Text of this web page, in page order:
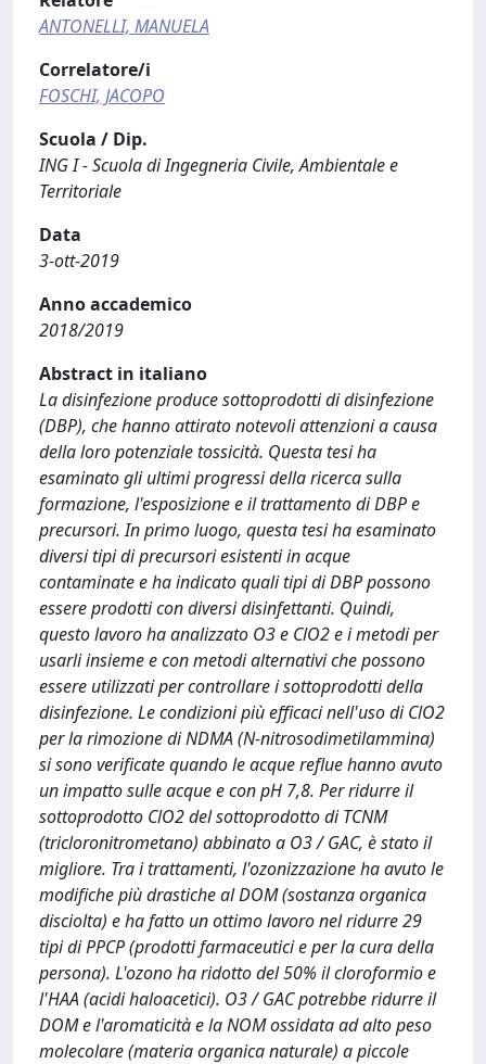
ANTONELLI, MANUELA
Correlatore/i
FOSCHI, JACOPO
Scuola / Dip.
ING I - Scuola di Ingegneria Civile, Ambientale e
Territoriale
Data
3-ott-2019
Anno accademico
2018/2019
Abstract in italiano
La disinfezione produce sottoprodotti di disinfezione
(DBP), che hanno attirato notevoli attenzioni a causa
della loro potenziale tossicità. Questa tesi ha
esaminato gli ultimi progressi della ricerca sulla
formazione, l'esposizione e il trattamento di DBP e
precursori. In primo luogo, questa tesi ha esaminato
diversi tipi di precursori esistenti in acque
contaminate e ha indicato quali tipi di DBP possono
essere prodotti con diversi disinfettanti. Quindi,
questo lavoro ha analizzato O3 e ClO2 e i metodi per
usarli insieme e con metodi alternativi che possono
essere utilizzati per controllare i sottoprodotti della
disinfezione. Le condizioni più efficaci nell'uso di ClO2
per la rimozione di NDMA (N-nitrosodimetilammina)
si sono verificate quando le acque reflue hanno avuto
un impatto sulle acque e con pH 7,8. Per ridurre il
sottoprodotto ClO2 del sottoprodotto di TCNM
(tricloronitrometano) abbinato a O3 / GAC, è stato il
migliore. Tra i trattamenti, l'ozonizzazione ha avuto le
modifiche più drastiche al DOM (sostanza organica
disciolta) e ha fatto un ottimo lavoro nel ridurre 29
tipi di PPCP (prodotti farmaceutici e per la cura della
persona). L'ozono ha ridotto del 50% il cloroformio e
l'HAA (acidi haloacetici). O3 / GAC potrebbe ridurre il
DOM e l'aromaticità e la NOM ossidata ad alto peso
molecolare (materia organica naturale) a piccole